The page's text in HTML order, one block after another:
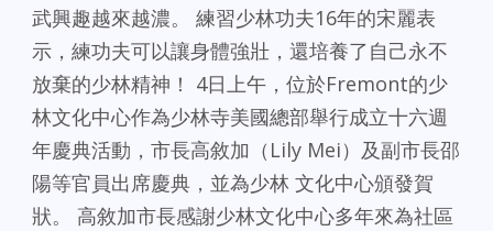
武興趣越來越濃。 練習少林功夫16年的宋麗表
示，練功夫可以讓身體強壯，還培養了自己永不
放棄的少林精神！ 4日上午，位於Fremont的少
林文化中心作為少林寺美國總部舉行成立十六週
年慶典活動，市長高敘加（Lily Mei）及副市長邵
陽等官員出席慶典，並為少林 文化中心頒發賀
狀。 高敘加市長感謝少林文化中心多年來為社區